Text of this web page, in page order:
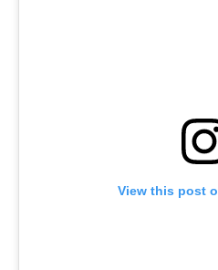
View this post